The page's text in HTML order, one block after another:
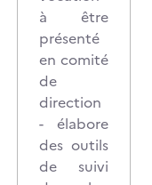
à être
présenté
en comité
de
direction
- élabore
des outils
de suivi